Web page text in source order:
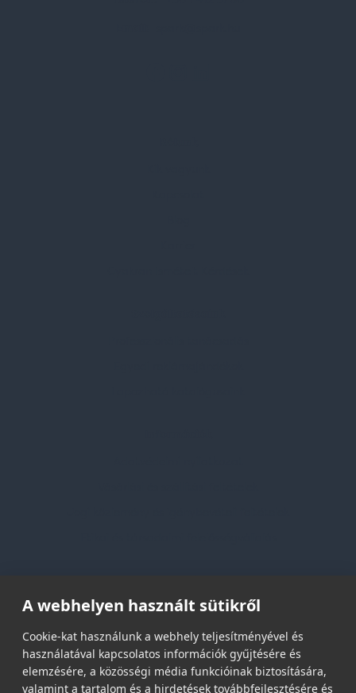
A webhelyen használt sütikről
Cookie-kat használunk a webhely teljesítményével és
használatával kapcsolatos információk gyűjtésére és
elemzésére, a közösségi média funkcióinak biztosítására,
valamint a tartalom és a hirdetések továbbfejlesztésére és
Email címed:
elfogadom az adatvédelmi szabályzatot